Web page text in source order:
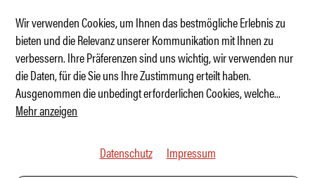
Art Cars on Ice
Wir verwenden Cookies, um Ihnen das bestmögliche Erlebnis zu
bieten und die Relevanz unserer Kommunikation mit Ihnen zu
verbessern. Ihre Präferenzen sind uns wichtig, wir verwenden nur
die Daten, für die Sie uns Ihre Zustimmung erteilt haben.
Ausgenommen die unbedingt erforderlichen Cookies, welche...
Mehr anzeigen
Datenschutz Impressum